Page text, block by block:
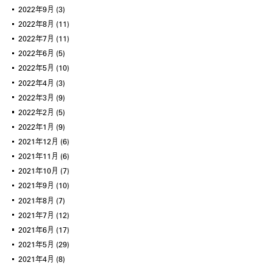
2022年9月 (3)
2022年8月 (11)
2022年7月 (11)
2022年6月 (5)
2022年5月 (10)
2022年4月 (3)
2022年3月 (9)
2022年2月 (5)
2022年1月 (9)
2021年12月 (6)
2021年11月 (6)
2021年10月 (7)
2021年9月 (10)
2021年8月 (7)
2021年7月 (12)
2021年6月 (17)
2021年5月 (29)
2021年4月 (8)